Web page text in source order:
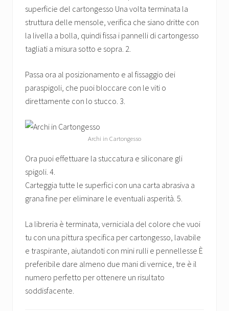
superficie del cartongesso Una volta terminata la
struttura delle mensole, verifica che siano dritte con
la livella a bolla, quindi fissa i pannelli di cartongesso
tagliati a misura sotto e sopra. 2.
Passa ora al posizionamento e al fissaggio dei
paraspigoli, che puoi bloccare con le viti o
direttamente con lo stucco. 3.
Archi in Cartongesso
Ora puoi effettuare la stuccatura e siliconare gli
spigoli. 4.
Carteggia tutte le superfici con una carta abrasiva a
grana fine per eliminare le eventuali asperità. 5.
La libreria è terminata, verniciala del colore che vuoi
tu con una pittura specifica per cartongesso, lavabile
e traspirante, aiutandoti con mini rulli e pennellesse È
preferibile dare almeno due mani di vernice, tre è il
numero perfetto per ottenere un risultato
soddisfacente.